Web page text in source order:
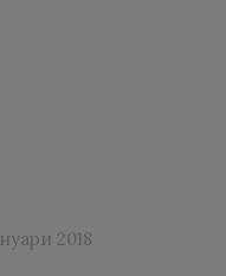
2018